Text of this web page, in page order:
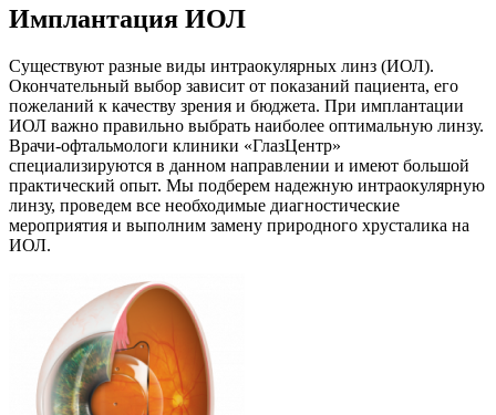
Имплантация ИОЛ
Существуют разные виды интраокулярных линз (ИОЛ).
Окончательный выбор зависит от показаний пациента, его
пожеланий к качеству зрения и бюджета. При имплантации
ИОЛ важно правильно выбрать наиболее оптимальную линзу.
Врачи-офтальмологи клиники «ГлазЦентр»
специализируются в данном направлении и имеют большой
практический опыт. Мы подберем надежную интраокулярную
линзу, проведем все необходимые диагностические
мероприятия и выполним замену природного хрусталика на
ИОЛ.